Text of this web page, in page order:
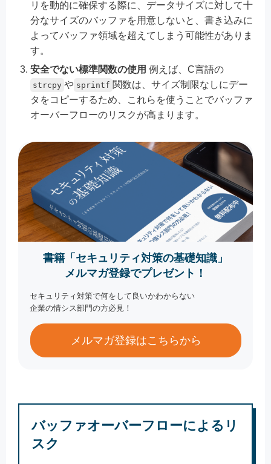
リを動的に確保する際に、データサイズに対して十
分なサイズのバッファを用意しないと、書き込みに
よってバッファ領域を超えてしまう可能性がありま
す。
安全でない標準関数の使用 例えば、C言語の
strcpy や sprintf 関数は、サイズ制限なしにデー
タをコピーするため、これらを使うことでバッファ
オーバーフローのリスクが高まります。
書籍「セキュリティ対策の基礎知識」
メルマガ登録でプレゼント！
セキュリティ対策で何をして良いかわからない
企業の情シス部門の方必見！
メルマガ登録はこちらから
バッファオーバーフローによるリ
スク